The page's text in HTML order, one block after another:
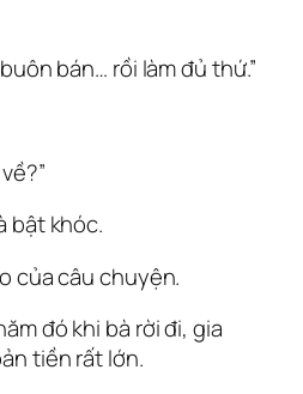
bán… rồi làm đủ thứ.”
bật khóc.
của câu chuyện.
đó khi bà rời đi, gia
tiền rất lớn.